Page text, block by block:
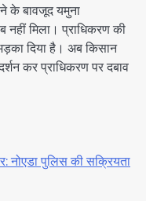
के बावजूद यमुना
मिला। प्राधिकरण की
दिया है। अब किसान
कर प्राधिकरण पर दबाव
नोएडा पुलिस की सक्रियता